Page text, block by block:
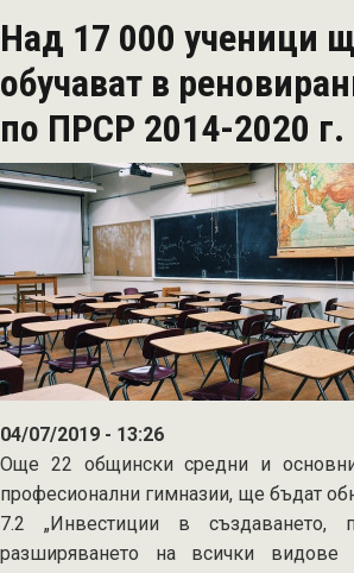
на
млади
фермери
Над 17 000 ученици
обучават в
по ПРСР 2014-2020 г.
04/07/2019 - 13:26
Още 22 общински средни и
професионални гимназии, ще бъдат
7.2 „Инвестиции в създаването,
разширяването на всички